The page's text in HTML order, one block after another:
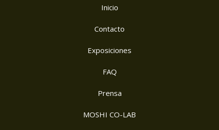
Inicio
Contacto
Exposiciones
FAQ
Prensa
MOSHI CO-LAB